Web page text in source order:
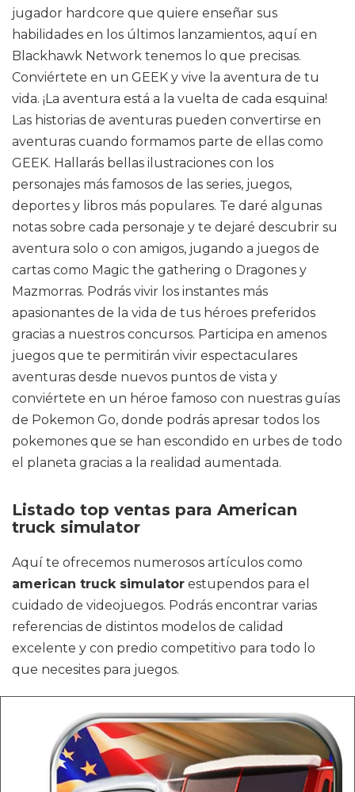
jugador hardcore que quiere enseñar sus
habilidades en los últimos lanzamientos, aquí en
Blackhawk Network tenemos lo que precisas.
Conviértete en un GEEK y vive la aventura de tu
vida. ¡La aventura está a la vuelta de cada esquina!
Las historias de aventuras pueden convertirse en
aventuras cuando formamos parte de ellas como
GEEK. Hallarás bellas ilustraciones con los
personajes más famosos de las series, juegos,
deportes y libros más populares. Te daré algunas
notas sobre cada personaje y te dejaré descubrir su
aventura solo o con amigos, jugando a juegos de
cartas como Magic the gathering o Dragones y
Mazmorras. Podrás vivir los instantes más
apasionantes de la vida de tus héroes preferidos
gracias a nuestros concursos. Participa en amenos
juegos que te permitirán vivir espectaculares
aventuras desde nuevos puntos de vista y
conviértete en un héroe famoso con nuestras guías
de Pokemon Go, donde podrás apresar todos los
pokemones que se han escondido en urbes de todo
el planeta gracias a la realidad aumentada.
Listado top ventas para American
truck simulator
Aquí te ofrecemos numerosos artículos como
american truck simulator estupendos para el
cuidado de videojuegos. Podrás encontrar varias
referencias de distintos modelos de calidad
excelente y con predio competitivo para todo lo
que necesites para juegos.